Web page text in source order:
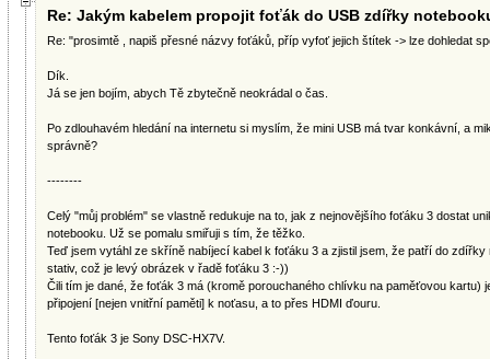
Re: Jakým kabelem propojit foťák do USB zdířky
Re: "prosimtě , napiš přesné názvy foťáků, příp vyfoť jejich štítek -> lze dohledat
Dík.
Já se jen bojím, abych Tě zbytečně neokrádal o čas.
Po zdlouhavém hledání na internetu si myslím, že mini USB má tvar konkávní, a
správně?
--------
Celý "můj problém" se vlastně redukuje na to, jak z nejnovějšího foťáku 3 dostat
notebooku. Už se pomalu smiřuji s tím, že těžko.
Teď jsem vytáhl ze skříně nabíjecí kabel k foťáku 3 a zjistil jsem, že patří do
stativ, což je levý obrázek v řadě foťáku 3 :-))
Čili tím je dané, že foťák 3 má (kromě porouchaného chlívku na paměťovou kartu)
připojení [nejen vnitřní paměti] k noťasu, a to přes HDMI ďouru.
Tento foťák 3 je Sony DSC-HX7V.